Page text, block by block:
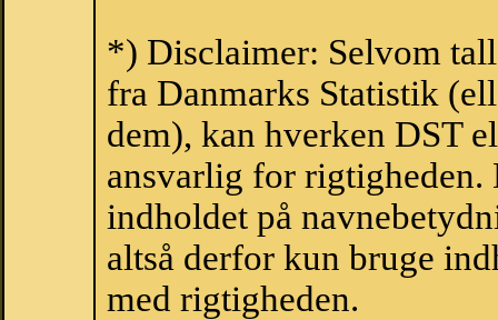
*) Disclaimer: Selvom
fra Danmarks Statistik
dem), kan hverken DST
ansvarlig for
indholdet på
altså derfor kun bruge
med rigtigheden.